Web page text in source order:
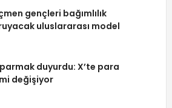
gençleri bağımlılık
uluslararası model
duyurdu: X’te para
değişiyor